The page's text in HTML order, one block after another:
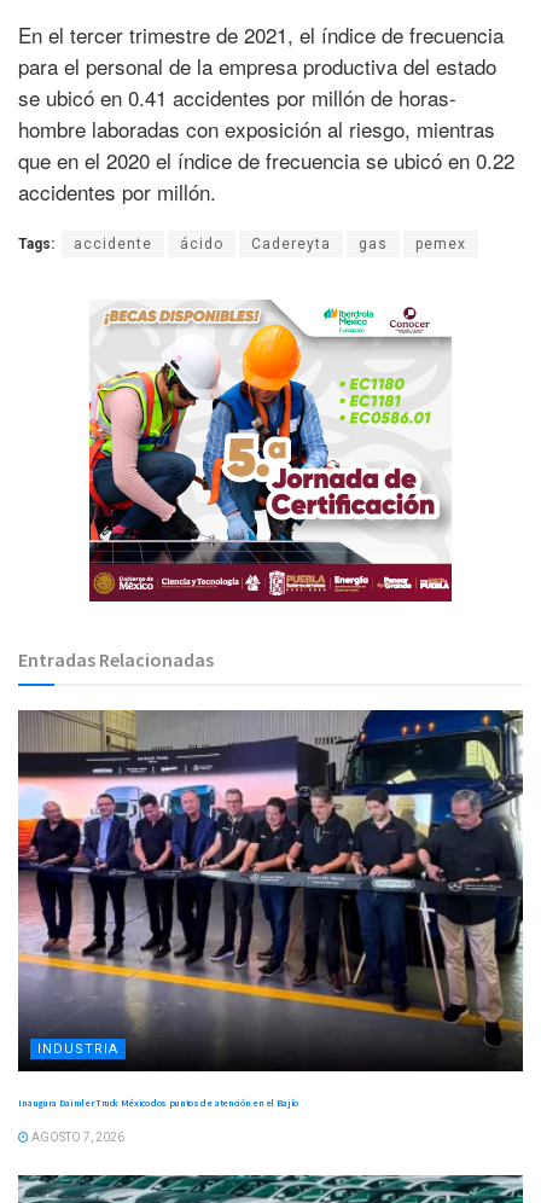
En el tercer trimestre de 2021, el índice de frecuencia
para el personal de la empresa productiva del estado
se ubicó en 0.41 accidentes por millón de horas-
hombre laboradas con exposición al riesgo, mientras
que en el 2020 el índice de frecuencia se ubicó en 0.22
accidentes por millón.
Tags: accidente ácido Cadereyta gas pemex
Entradas Relacionadas
INDUSTRIA
Inaugura Daimler Truck México dos puntos de atención en el Bajío
AGOSTO 7, 2026